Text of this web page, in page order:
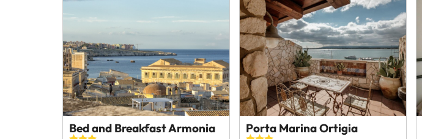
Bed and Breakfast Armonia Porta Marina Ortigia